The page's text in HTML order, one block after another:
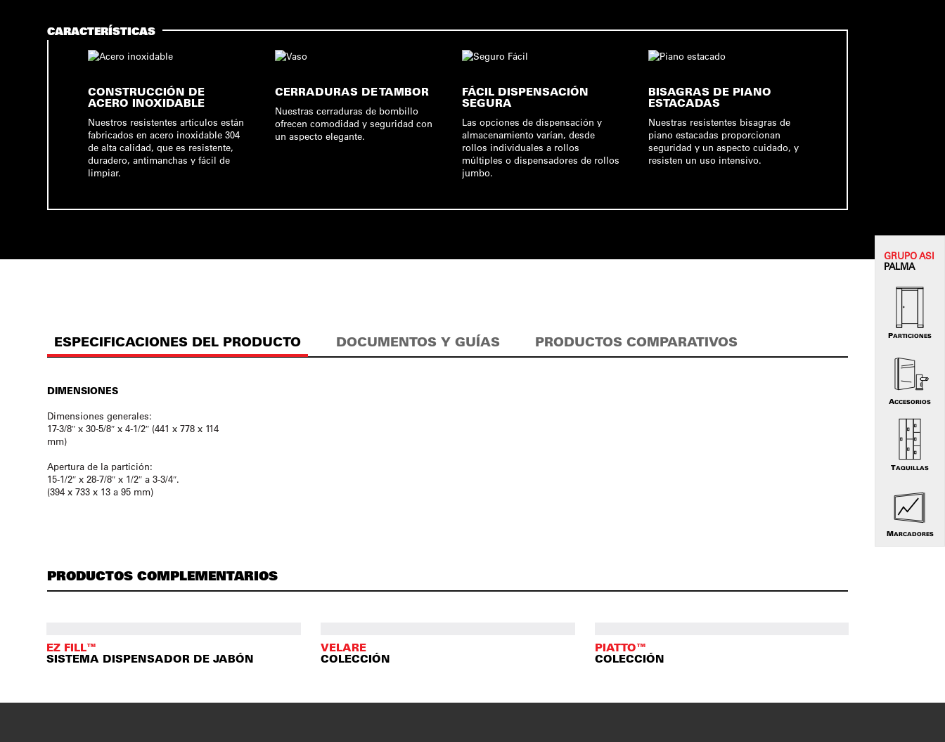
CARACTERÍSTICAS
CONSTRUCCIÓN DE
ACERO INOXIDABLE
Nuestros resistentes artículos están
fabricados en acero inoxidable 304
de alta calidad, que es resistente,
duradero, antimanchas y fácil de
limpiar.
CERRADURAS DE TAMBOR
Nuestras cerraduras de bombillo
ofrecen comodidad y seguridad con
un aspecto elegante.
FÁCIL DISPENSACIÓN
SEGURA
Las opciones de dispensación y
almacenamiento varían, desde
rollos individuales a rollos
múltiples o dispensadores de rollos
jumbo.
BISAGRAS DE PIANO
ESTACADAS
Nuestras resistentes bisagras de
piano estacadas proporcionan
seguridad y un aspecto cuidado, y
resisten un uso intensivo.
ESPECIFICACIONES DEL PRODUCTO DOCUMENTOS Y GUÍAS PRODUCTOS COMPARATIVOS
DIMENSIONES
Dimensiones generales:
17-3/8″ x 30-5/8″ x 4-1/2″ (441 x 778 x 114
mm)
Apertura de la partición:
15-1/2″ x 28-7/8″ x 1/2″ a 3-3/4″.
(394 x 733 x 13 a 95 mm)
PRODUCTOS COMPLEMENTARIOS
EZ FILL™
SISTEMA DISPENSADOR DE JABÓN
VELARE
COLECCIÓN
PIATTO™
COLECCIÓN
GRUPO ASI
PALMA
PARTICIONES
ACCESORIOS
TAQUILLAS
MARCADORES